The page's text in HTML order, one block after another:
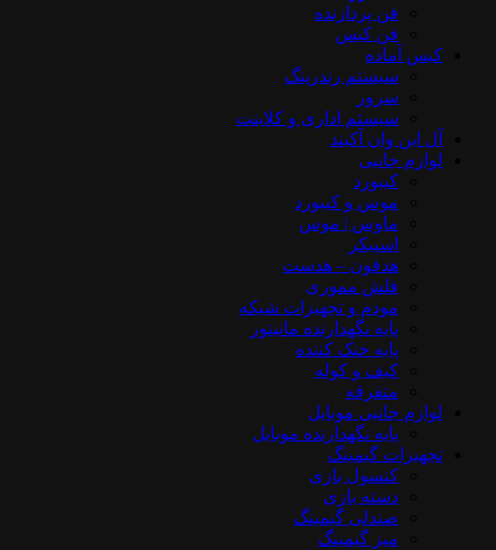
فن پردازنده
فن کیس
کیس آماده
سیستم رندرینگ
سرور
سیستم‌ اداری و کلاینت
آل این وان آکبند
لوازم جانبی
کیبورد
موس و کیبورد
ماوس | موس
اسپیکر
هدفون – هدست
فلش مموری
مودم و تجهیزات شبکه
پایه نگهدارنده مانیتور
پایه خنک کننده
کیف و کوله
متفرقه
لوازم جانبی موبایل
پایه نگهدارنده موبایل
تجهیزات گیمینگ
کنسول بازی
دسته بازی
صندلی گیمینگ
میز گیمینگ